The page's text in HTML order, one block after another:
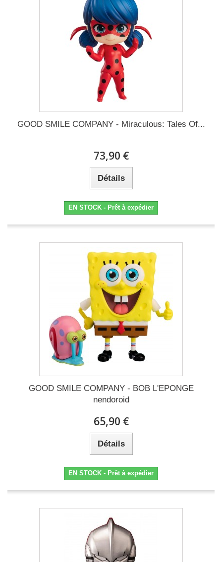
GOOD SMILE COMPANY - Miraculous: Tales Of...
73,90 €
Détails
EN STOCK - Prêt à expédier
GOOD SMILE COMPANY - BOB L'EPONGE
nendoroid
65,90 €
Détails
EN STOCK - Prêt à expédier